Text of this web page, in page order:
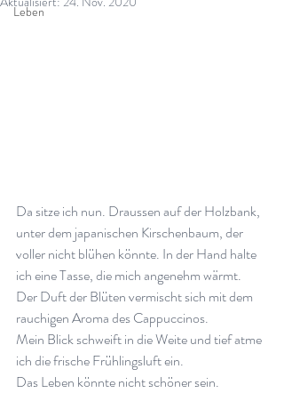
Leben
Da sitze ich nun. Draussen auf der Holzbank,
unter dem japanischen Kirschenbaum, der
voller nicht blühen könnte. In der Hand halte
ich eine Tasse, die mich angenehm wärmt.
Der Duft der Blüten vermischt sich mit dem
rauchigen Aroma des Cappuccinos.
Mein Blick schweift in die Weite und tief atme
ich die frische Frühlingsluft ein.
Das Leben könnte nicht schöner sein.